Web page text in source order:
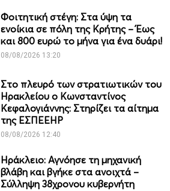
Φοιτητική στέγη: Στα ύψη τα
ενοίκια σε πόλη της Κρήτης – Έως
και 800 ευρώ το μήνα για ένα δυάρι!
08/08/2026 13:20
Στο πλευρό των στρατιωτικών του
Ηρακλείου ο Κωνσταντίνος
Κεφαλογιάννης: Στηρίζει τα αίτημα
της ΕΣΠΕΕΗΡ
08/08/2026 12:40
Ηράκλειο: Αγνόησε τη μηχανική
βλάβη και βγήκε στα ανοιχτά –
Σύλληψη 38χρονου κυβερνήτη